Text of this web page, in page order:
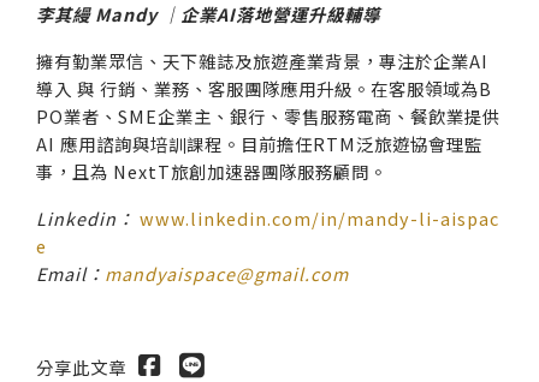
李其縵 Mandy ｜企業AI落地營運升級輔導
擁有勤業眾信、天下雜誌及旅遊產業背景，專注於企業AI
導入 與 行銷、業務、客服團隊應用升級。在客服領域為B
PO業者、SME企業主、銀行、零售服務電商、餐飲業提供
AI 應用諮詢與培訓課程。目前擔任RTM泛旅遊協會理監
事，且為 NextT旅創加速器團隊服務顧問。
Linkedin： www.linkedin.com/in/mandy-li-aispac
e
Email： mandyaispace@gmail.com
分享此文章